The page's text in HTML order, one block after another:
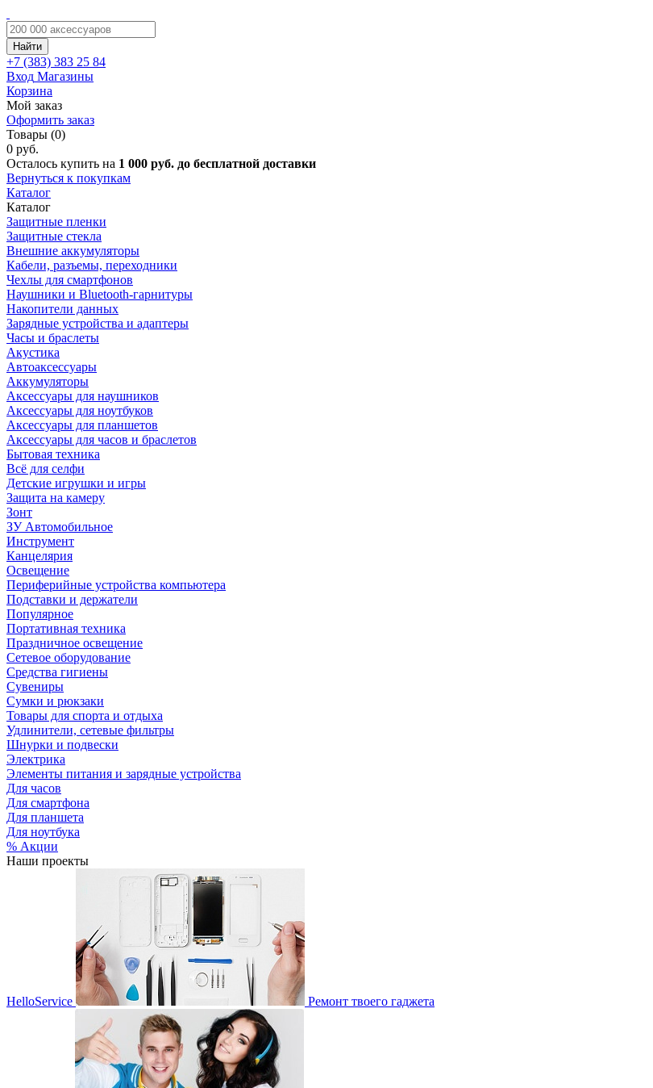
Найти
+7 (383) 383 25 84
Вход Магазины
Корзина
Мой заказ
Оформить заказ
Товары (0)
0 руб.
Осталось купить на 1 000 руб. до бесплатной доставки
Вернуться к покупкам
Каталог
Каталог
Защитные пленки
Защитные стекла
Внешние аккумуляторы
Кабели, разъемы, переходники
Чехлы для смартфонов
Наушники и Bluetooth-гарнитуры
Накопители данных
Зарядные устройства и адаптеры
Часы и браслеты
Акустика
Автоаксессуары
Аккумуляторы
Аксессуары для наушников
Аксессуары для ноутбуков
Аксессуары для планшетов
Аксессуары для часов и браслетов
Бытовая техника
Всё для селфи
Детские игрушки и игры
Защита на камеру
Зонт
ЗУ Автомобильное
Инструмент
Канцелярия
Освещение
Периферийные устройства компьютера
Подставки и держатели
Популярное
Портативная техника
Праздничное освещение
Сетевое оборудование
Средства гигиены
Сувениры
Сумки и рюкзаки
Товары для спорта и отдыха
Удлинители, сетевые фильтры
Шнурки и подвески
Электрика
Элементы питания и зарядные устройства
Для часов
Для смартфона
Для планшета
Для ноутбука
% Акции
Наши проекты
HelloService Ремонт твоего гаджета